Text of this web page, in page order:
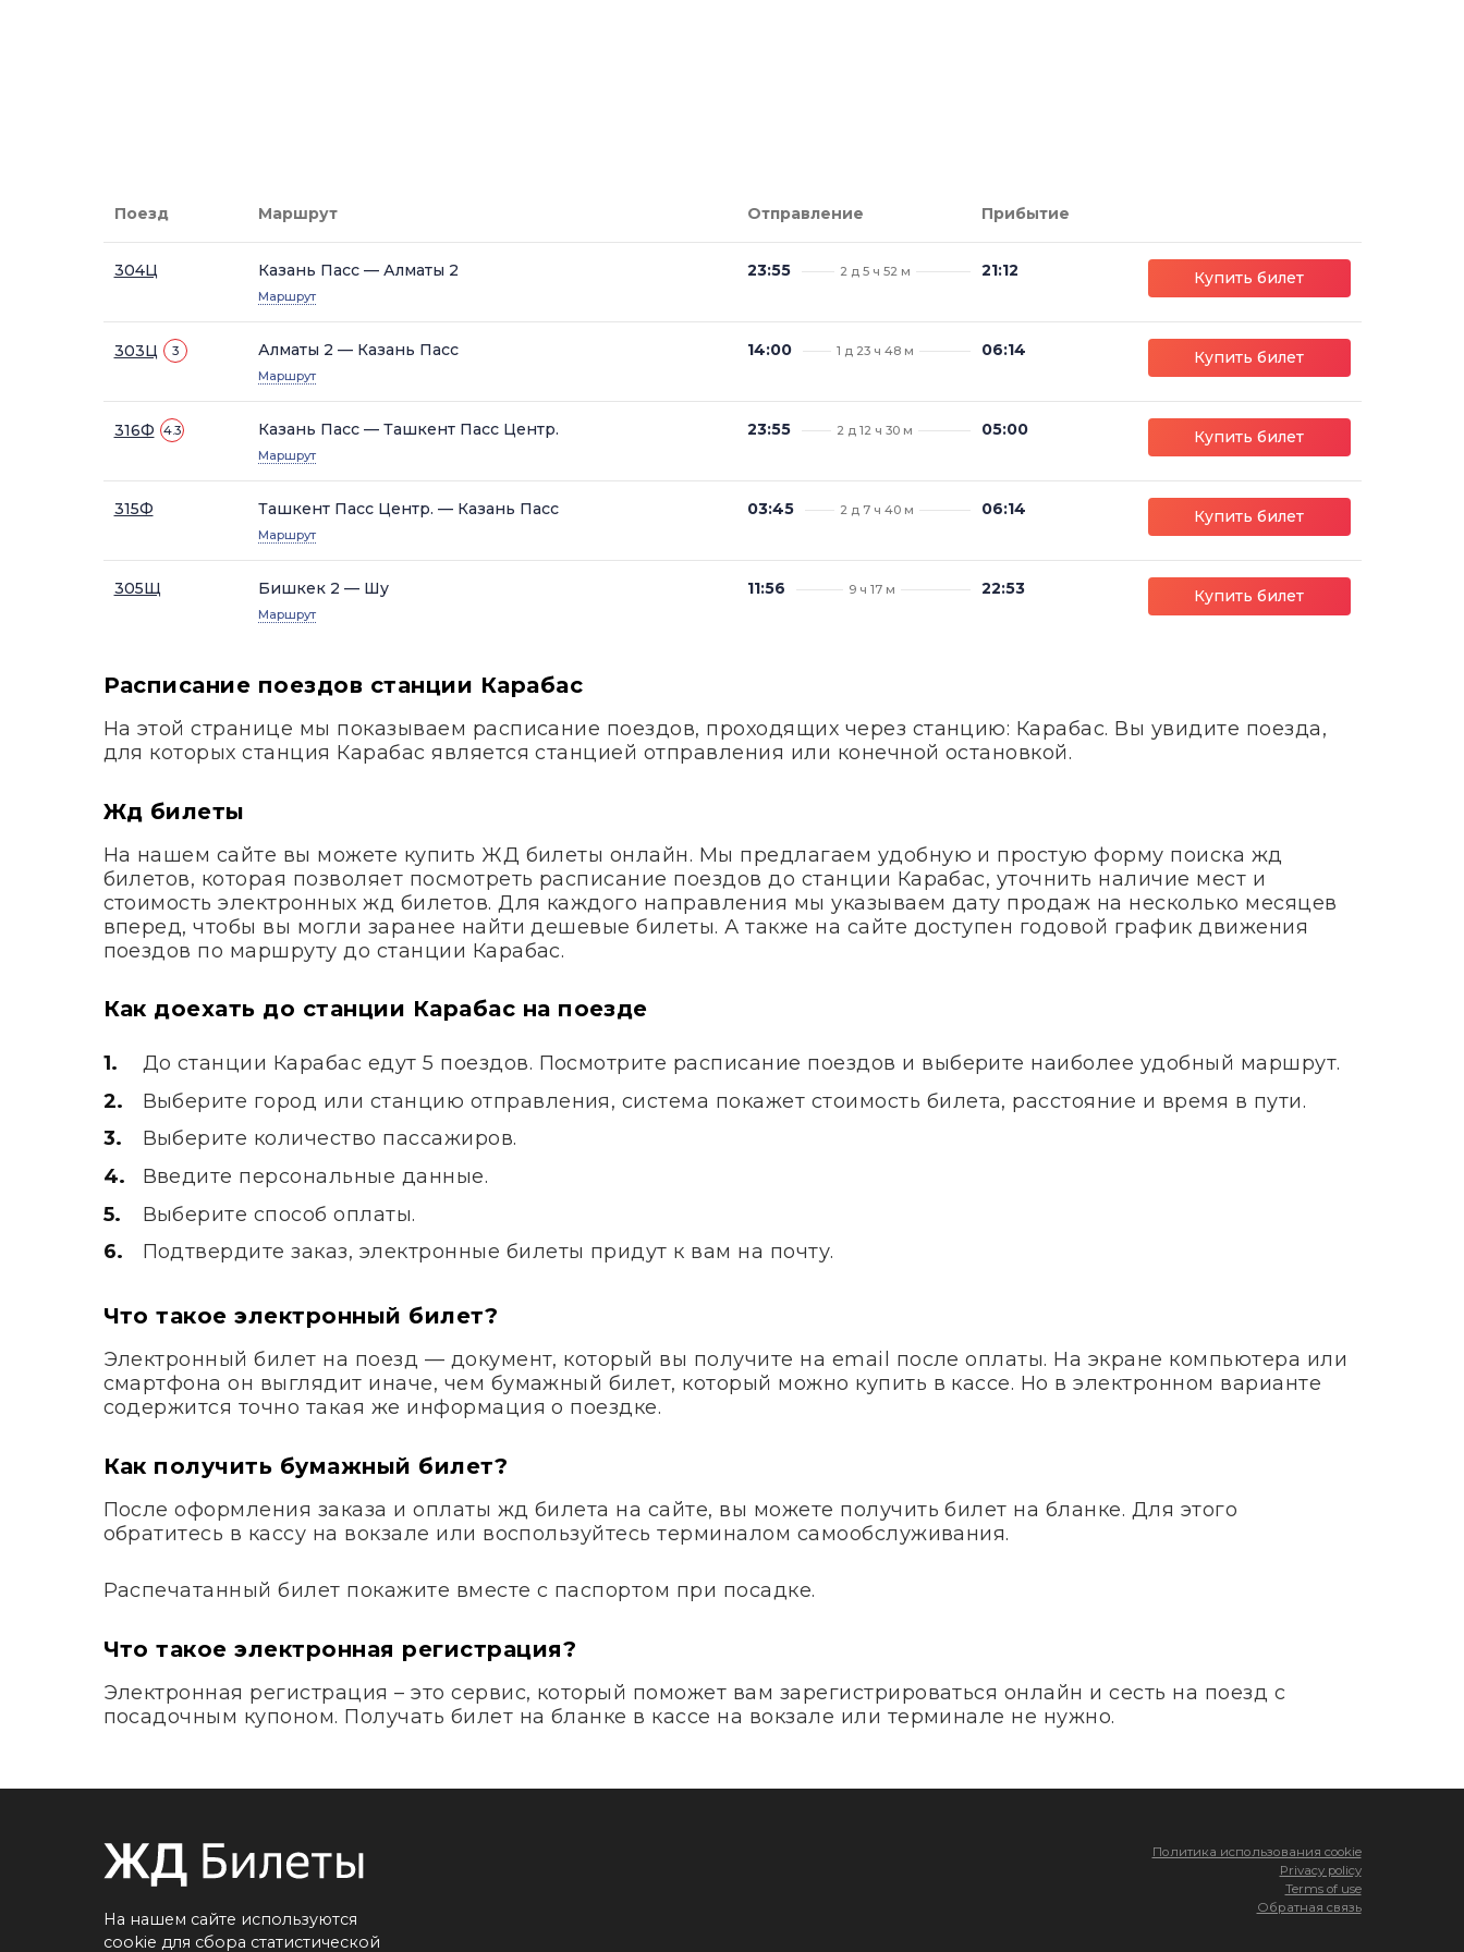
Поезд Маршрут Отправление Прибытие
304Ц Казань Пасс — Алматы 2
Маршрут
23:55 2 д 5 ч 52 м 21:12 Купить билет
303Ц 3 Алматы 2 — Казань Пасс
Маршрут
14:00 1 д 23 ч 48 м 06:14 Купить билет
316Ф 4.3 Казань Пасс — Ташкент Пасс Центр.
Маршрут
23:55 2 д 12 ч 30 м 05:00 Купить билет
315Ф Ташкент Пасс Центр. — Казань Пасс
Маршрут
03:45 2 д 7 ч 40 м 06:14 Купить билет
305Щ Бишкек 2 — Шу
Маршрут
11:56 9 ч 17 м 22:53 Купить билет
Расписание поездов станции Карабас
На этой странице мы показываем расписание поездов, проходящих через станцию: Карабас. Вы увидите поезда,
для которых станция Карабас является станцией отправления или конечной остановкой.
Жд билеты
На нашем сайте вы можете купить ЖД билеты онлайн. Мы предлагаем удобную и простую форму поиска жд
билетов, которая позволяет посмотреть расписание поездов до станции Карабас, уточнить наличие мест и
стоимость электронных жд билетов. Для каждого направления мы указываем дату продаж на несколько месяцев
вперед, чтобы вы могли заранее найти дешевые билеты. А также на сайте доступен годовой график движения
поездов по маршруту до станции Карабас.
Как доехать до станции Карабас на поезде
До станции Карабас едут 5 поездов. Посмотрите расписание поездов и выберите наиболее удобный маршрут.
Выберите город или станцию отправления, система покажет стоимость билета, расстояние и время в пути.
Выберите количество пассажиров.
Введите персональные данные.
Выберите способ оплаты.
Подтвердите заказ, электронные билеты придут к вам на почту.
Что такое электронный билет?
Электронный билет на поезд — документ, который вы получите на email после оплаты. На экране компьютера или
смартфона он выглядит иначе, чем бумажный билет, который можно купить в кассе. Но в электронном варианте
содержится точно такая же информация о поездке.
Как получить бумажный билет?
После оформления заказа и оплаты жд билета на сайте, вы можете получить билет на бланке. Для этого
обратитесь в кассу на вокзале или воспользуйтесь терминалом самообслуживания.
Распечатанный билет покажите вместе с паспортом при посадке.
Что такое электронная регистрация?
Электронная регистрация – это сервис, который поможет вам зарегистрироваться онлайн и сесть на поезд с
посадочным купоном. Получать билет на бланке в кассе на вокзале или терминале не нужно.
На нашем сайте используются
cookie для сбора статистической
Политика использования cookie
Privacy policy
Terms of use
Обратная связь